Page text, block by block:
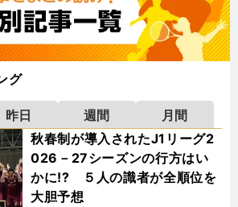
グ
昨日 週間
月間
秋春制が導入されたJ1リーグ2
026－27シーズンの行方はい
かに!? ５人の識者が全順位を
大胆予想